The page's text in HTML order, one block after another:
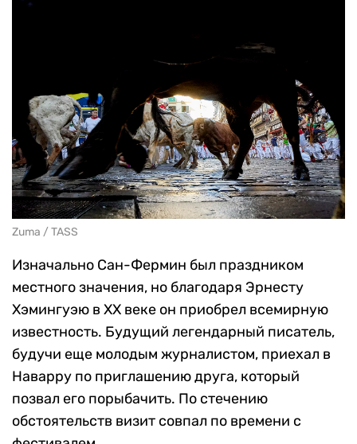
Zuma / TASS
Изначально Сан-Фермин был праздником
местного значения, но благодаря Эрнесту
Хэмингуэю в ХХ веке он приобрел всемирную
известность. Будущий легендарный писатель,
будучи еще молодым журналистом, приехал в
Наварру по приглашению друга, который
позвал его порыбачить. По стечению
обстоятельств визит совпал по времени с